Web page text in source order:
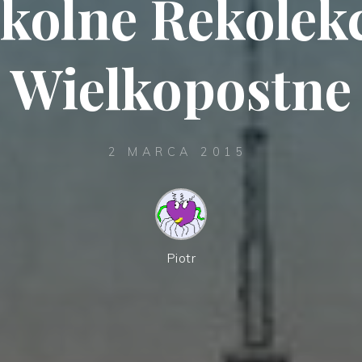
Wielkopostne
2 MARCA 2015
Piotr